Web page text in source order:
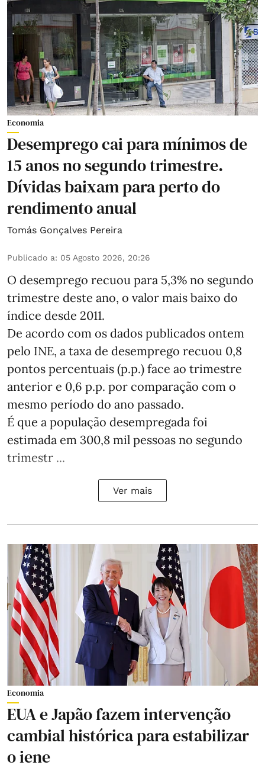
Economia
Desemprego cai para mínimos de
15 anos no segundo trimestre.
Dívidas baixam para perto do
rendimento anual
Tomás Gonçalves Pereira
Publicado a: 05 Agosto 2026, 20:26
O desemprego recuou para 5,3% no segundo
trimestre deste ano, o valor mais baixo do
índice desde 2011.
De acordo com os dados publicados ontem
pelo INE, a taxa de desemprego recuou 0,8
pontos percentuais (p.p.) face ao trimestre
anterior e 0,6 p.p. por comparação com o
mesmo período do ano passado.
É que a população desempregada foi
estimada em 300,8 mil pessoas no segundo
trimestr ...
Ver mais
Economia
EUA e Japão fazem intervenção
cambial histórica para estabilizar
o iene